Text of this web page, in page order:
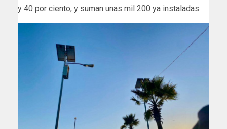
y 40 por ciento, y suman unas mil 200 ya instaladas.